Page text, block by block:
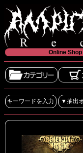
Online Shop